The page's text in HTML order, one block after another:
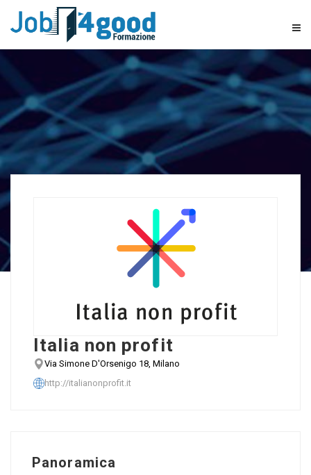
Italia non profit
Via Simone D'Orsenigo 18, Milano
http://italianonprofit.it
Panoramica